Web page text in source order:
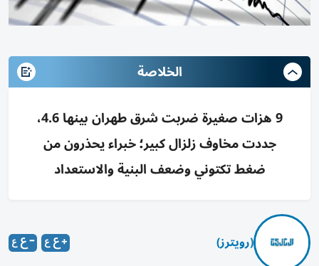
الخلاصة
9 هزات صغيرة ضربت شرق طهران بينها 4.6،
جددت مخاوف زلزال كبير؛ خبراء يحذرون من
ضغط تكتوني وضعف البنية والاستعداد
(رويترز)